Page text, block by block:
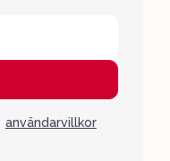
användarvillkor